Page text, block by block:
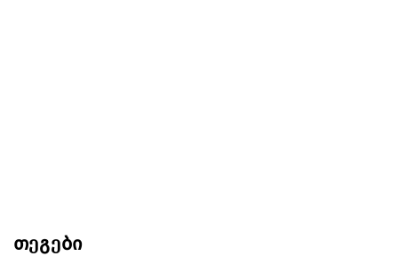
თეგები